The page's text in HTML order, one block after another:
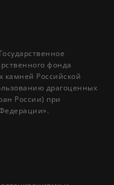
фонда
камней Российской
драгоценных
России) при